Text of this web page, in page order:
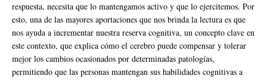
respuesta, necesita que lo mantengamos activo y que lo ejercitemos. Por
esto, una de las mayores aportaciones que nos brinda la lectura es que
nos ayuda a incrementar nuestra reserva cognitiva, un concepto clave en
este contexto, que explica cómo el cerebro puede compensar y tolerar
mejor los cambios ocasionados por determinadas patologías,
permitiendo que las personas mantengan sus habilidades cognitivas a